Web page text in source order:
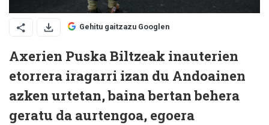
Gehitu gaitzazu Googlen
Axerien Puska Biltzeak inauterien
etorrera iragarri izan du Andoainen
azken urtetan, baina bertan behera
geratu da aurtengoa, egoera